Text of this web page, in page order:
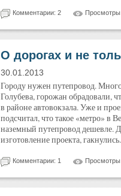
Комментарии: 2
О дорогах и не
30.01.2013
Городу нужен путепровод.
Голубева, горожан обрадовали,
в районе автовокзала. Уже и
подсчитал, что такое «метро» в
наземный путепровод дешевле.
изготовление проекта,
Комментарии: 1